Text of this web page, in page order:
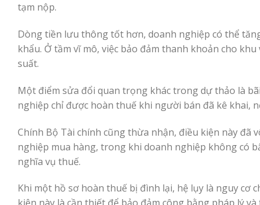
tạm nộp.
Dòng tiền lưu thông tốt hơn, doanh nghiệp có thể
khẩu. Ở tầm vĩ mô, việc bảo đảm thanh khoản cho
suất.
Một điểm sửa đổi quan trọng khác trong dự thảo là
nghiệp chỉ được hoàn thuế khi người bán đã kê khai,
Chính Bộ Tài chính cũng thừa nhận, điều kiện này đã
nghiệp mua hàng, trong khi doanh nghiệp không có
nghĩa vụ thuế.
Khi một hồ sơ hoàn thuế bị đình lại, hệ lụy là nguy cơ